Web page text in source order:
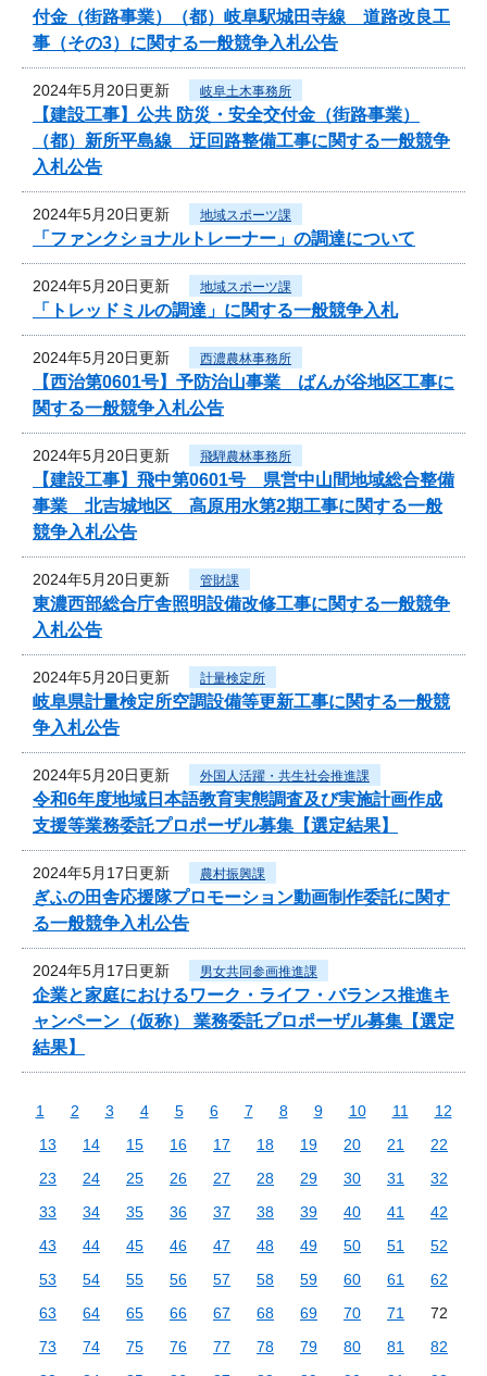
付金（街路事業）（都）岐阜駅城田寺線 道路改良工
事（その3）に関する一般競争入札公告
2024年5月20日更新 岐阜土木事務所
【建設工事】公共 防災・安全交付金（街路事業）
（都）新所平島線 迂回路整備工事に関する一般競争
入札公告
2024年5月20日更新 地域スポーツ課
「ファンクショナルトレーナー」の調達について
2024年5月20日更新 地域スポーツ課
「トレッドミルの調達」に関する一般競争入札
2024年5月20日更新 西濃農林事務所
【西治第0601号】予防治山事業 ばんが谷地区工事に
関する一般競争入札公告
2024年5月20日更新 飛騨農林事務所
【建設工事】飛中第0601号 県営中山間地域総合整備
事業 北吉城地区 高原用水第2期工事に関する一般
競争入札公告
2024年5月20日更新 管財課
東濃西部総合庁舎照明設備改修工事に関する一般競争
入札公告
2024年5月20日更新 計量検定所
岐阜県計量検定所空調設備等更新工事に関する一般競
争入札公告
2024年5月20日更新 外国人活躍・共生社会推進課
令和6年度地域日本語教育実態調査及び実施計画作成
支援等業務委託プロポーザル募集【選定結果】
2024年5月17日更新 農村振興課
ぎふの田舎応援隊プロモーション動画制作委託に関す
る一般競争入札公告
2024年5月17日更新 男女共同参画推進課
企業と家庭におけるワーク・ライフ・バランス推進キ
ャンペーン（仮称） 業務委託プロポーザル募集【選定
結果】
1 2 3 4 5 6 7 8 9 10 11
12
13
14 15 16 17 18 19 20 21
22
23
24 25 26 27 28 29 30 31
32
33
34 35 36 37 38 39 40 41
42
43
44 45 46 47 48 49 50 51
52
53
54 55 56 57 58 59 60 61
62
63
64 65 66 67 68 69 70 71
72
73
74 75 76 77 78 79 80 81
82